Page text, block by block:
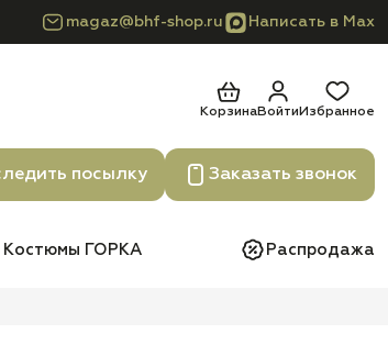
magaz@bhf-shop.ru Написать в Max
КорзинаВойти Избранное
посылку Заказать звонок
Костюмы ГОРКА Распродажа